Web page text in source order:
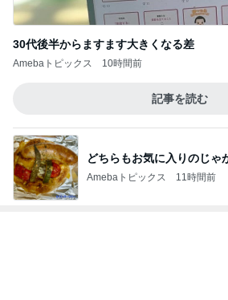
30代後半からますます大きくなる差
Amebaトピックス 10時間前
記事を読む
どちらもお気に入りのじゃ
Amebaトピックス 11時間前